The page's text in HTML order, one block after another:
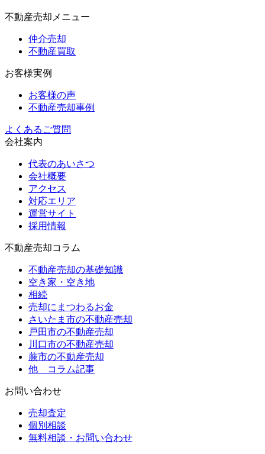
不動産売却メニュー
仲介売却
不動産買取
お客様実例
お客様の声
不動産売却事例
よくあるご質問
会社案内
代表のあいさつ
会社概要
アクセス
対応エリア
運営サイト
採用情報
不動産売却コラム
不動産売却の基礎知識
空き家・空き地
相続
売却にまつわるお金
さいたま市の不動産売却
戸田市の不動産売却
川口市の不動産売却
蕨市の不動産売却
他 コラム記事
お問い合わせ
売却査定
個別相談
無料相談・お問い合わせ